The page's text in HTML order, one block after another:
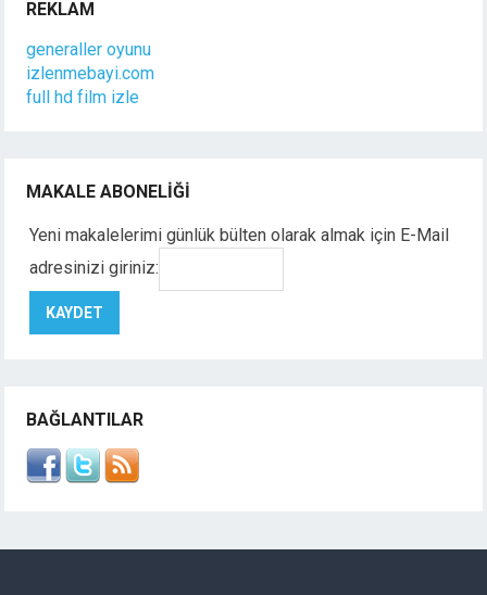
REKLAM
generaller oyunu
izlenmebayi.com
full hd film izle
MAKALE ABONELIĞI
Yeni makalelerimi günlük bülten olarak almak için E-Mail
adresinizi giriniz:
BAĞLANTILAR